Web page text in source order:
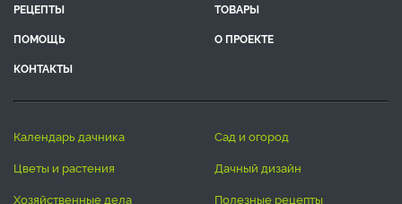
РЕЦЕПТЫ
ТОВАРЫ
ПОМОЩЬ
О ПРОЕКТЕ
КОНТАКТЫ
календарь дачника
сад и огород
цветы и растения
дачный дизайн
хозяйственные дела
полезные рецепты